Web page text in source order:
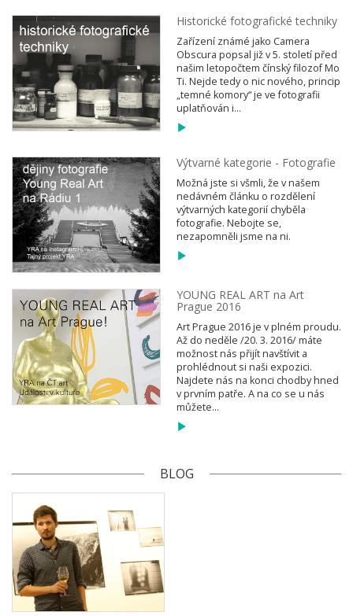
Historické fotografické techniky
Zařízení známé jako Camera
Obscura popsal již v 5. století před
našim letopočtem čínský filozof Mo
Ti. Nejde tedy o nic nového, princip
„temné komory“ je ve fotografii
uplatňován i...
Výtvarné kategorie - Fotografie
Možná jste si všmli, že v našem
nedávném článku o rozdělení
výtvarných kategorií chyběla
fotografie. Nebojte se,
nezapomněli jsme na ni.
YOUNG REAL ART na Art
Prague 2016
Art Prague 2016 je v plném proudu.
Až do neděle /20. 3. 2016/ máte
možnost nás přijít navštívit a
prohlédnout si naši expozici.
Najdete nás na konci chodby hned
v prvním patře. A na co se u nás
můžete...
BLOG